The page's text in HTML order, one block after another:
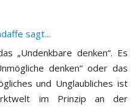
„Undenkbare denken“. Es
denken“ oder das
und Unglaubliches ist
im Prinzip an der